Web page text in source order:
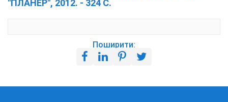
"ПЛАНЕР", 2012. - 324 С.
Поширити: